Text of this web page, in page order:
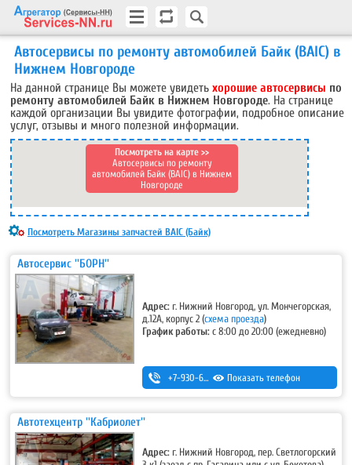
Автосервисы по ремонту автомобилей Байк (BAIC) в
Нижнем Новгороде
На данной странице Вы можете увидетьхорошие автосервисы по
ремонту автомобилей Байк в Нижнем Новгороде. На странице
каждой организации Вы увидите фотографии, подробное описание
услуг, отзывы и много полезной информации.
Посмотреть на карте >>
Автосервисы по ремонту
автомобилей Байк (BAIC) в Нижнем
Новгороде
Автосервис ''БОРН''
Адрес: г. Нижний Новгород, ул. Мончегорская,
д.12А, корпус 2(схема проезда)
График работы:с 8:00 до 20:00 (ежедневно)
+7-930-666-14-30 Показать телефон
Автотехцентр ''Кабриолет''
Адрес: г. Нижний Новгород, пер. Светлогорский
Посмотреть Магазины запчастей BAIC (Байк)